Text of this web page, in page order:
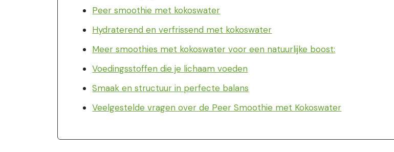
Peer smoothie met kokoswater
Hydraterend en verfrissend met kokoswater
Meer smoothies met kokoswater voor een natuurlijke boost:
Voedingsstoffen die je lichaam voeden
Smaak en structuur in perfecte balans
Veelgestelde vragen over de Peer Smoothie met Kokoswater